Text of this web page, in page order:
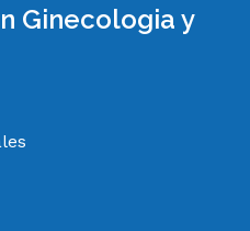
Ginecologia y